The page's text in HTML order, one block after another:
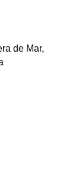
de Mar,